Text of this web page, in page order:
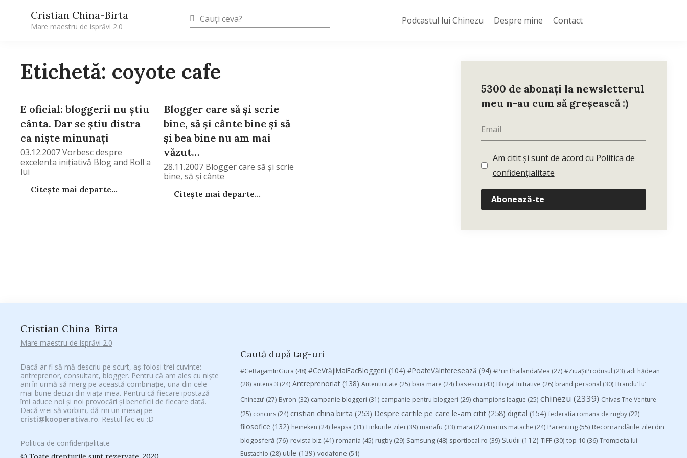
Cristian China-Birta
Mare maestru de isprăvi 2.0
Podcastul lui Chinezu Despre mine Contact
Etichetă: coyote cafe
E oficial: bloggerii nu ştiu
cânta. Dar se ştiu distra
ca nişte minunaţi
03.12.2007 Vorbesc despre
excelenta iniţiativă Blog and Roll a
lui
Citește mai departe...
Blogger care să şi scrie
bine, să şi cânte bine şi să
şi bea bine nu am mai
văzut…
28.11.2007 Blogger care să şi scrie
bine, să şi cânte
Citește mai departe...
5300 de abonați la newsletterul
meu n-au cum să greșească :)
Am citit și sunt de acord cu Politica de
confidențialitate
Abonează-te
Cristian China-Birta
Mare maestru de isprăvi 2.0
Dacă ar fi să mă descriu pe scurt, aș folosi trei cuvinte:
antreprenor, consultant, blogger. Pentru că am ales cu niște
ani în urmă să merg pe această combinație, una din cele
mai bune decizii din viața mea. Pentru că fiecare ipostază
îmi aduce noi și noi provocări și beneficii de fiecare dată.
Dacă vrei să vorbim, dă-mi un mesaj pe
cristi@kooperativa.ro. Restul fac eu :D
Politica de confidențialitate
Caută după tag-uri
#CeBagamInGura (48) #CeVrăjiMaiFacBloggerii (104) #PoateVăInteresează (94) #PrinThailandaMea (27) #ZiuaȘiProdusul (23) adi hădean
(28) antena 3 (24) Antreprenoriat (138) Autenticitate (25) baia mare (24) basescu (43) Blogal Initiative (26) brand personal (30) Brandu’ lu’
Chinezu’ (27) Byron (32) campanie bloggeri (31) campanie pentru bloggeri (29) champions league (25) chinezu (2339) Chivas The Venture
(25) concurs (24) cristian china birta (253) Despre cartile pe care le-am citit (258) digital (154) federatia romana de rugby (22)
filosofice (132) heineken (24) leapsa (31) Linkurile zilei (39) manafu (33) mara (27) marius matache (24) Parenting (55) Recomandările zilei din
blogosferă (76) revista biz (41) romania (45) rugby (29) Samsung (48) sportlocal.ro (39) Studii (112) TIFF (30) top 10 (36) Trompeta lui
Eustachio (28) utile (139) vodafone (51)